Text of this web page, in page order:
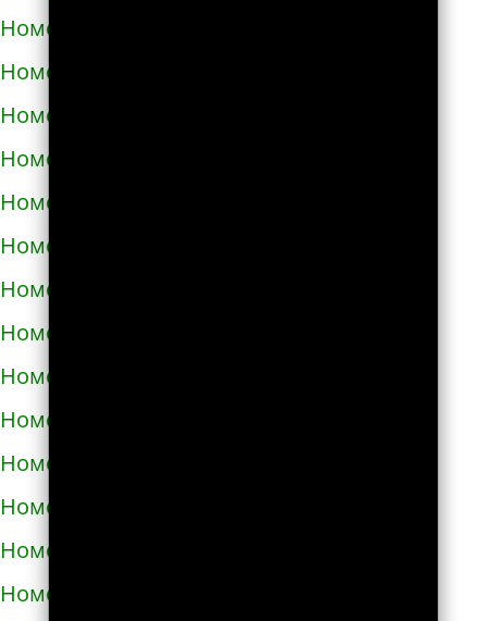
Номера телефонов такси в Ладыжине
Номера телефонов такси в Лозовой
Номера телефонов такси в Лохвице
Номера телефонов такси в Лубнах
Номера телефонов такси в Луцке
Номера телефонов такси во Львове
Номера телефонов такси в Люботине
Номера телефонов такси в Малой Виске
Номера телефонов такси в Малине
Номера телефонов такси в Марганце
Номера телефонов такси в Мелитополе
Номера телефонов такси в Мене
Номера телефонов такси в Миргороде
Номера телефонов такси в Мироновке